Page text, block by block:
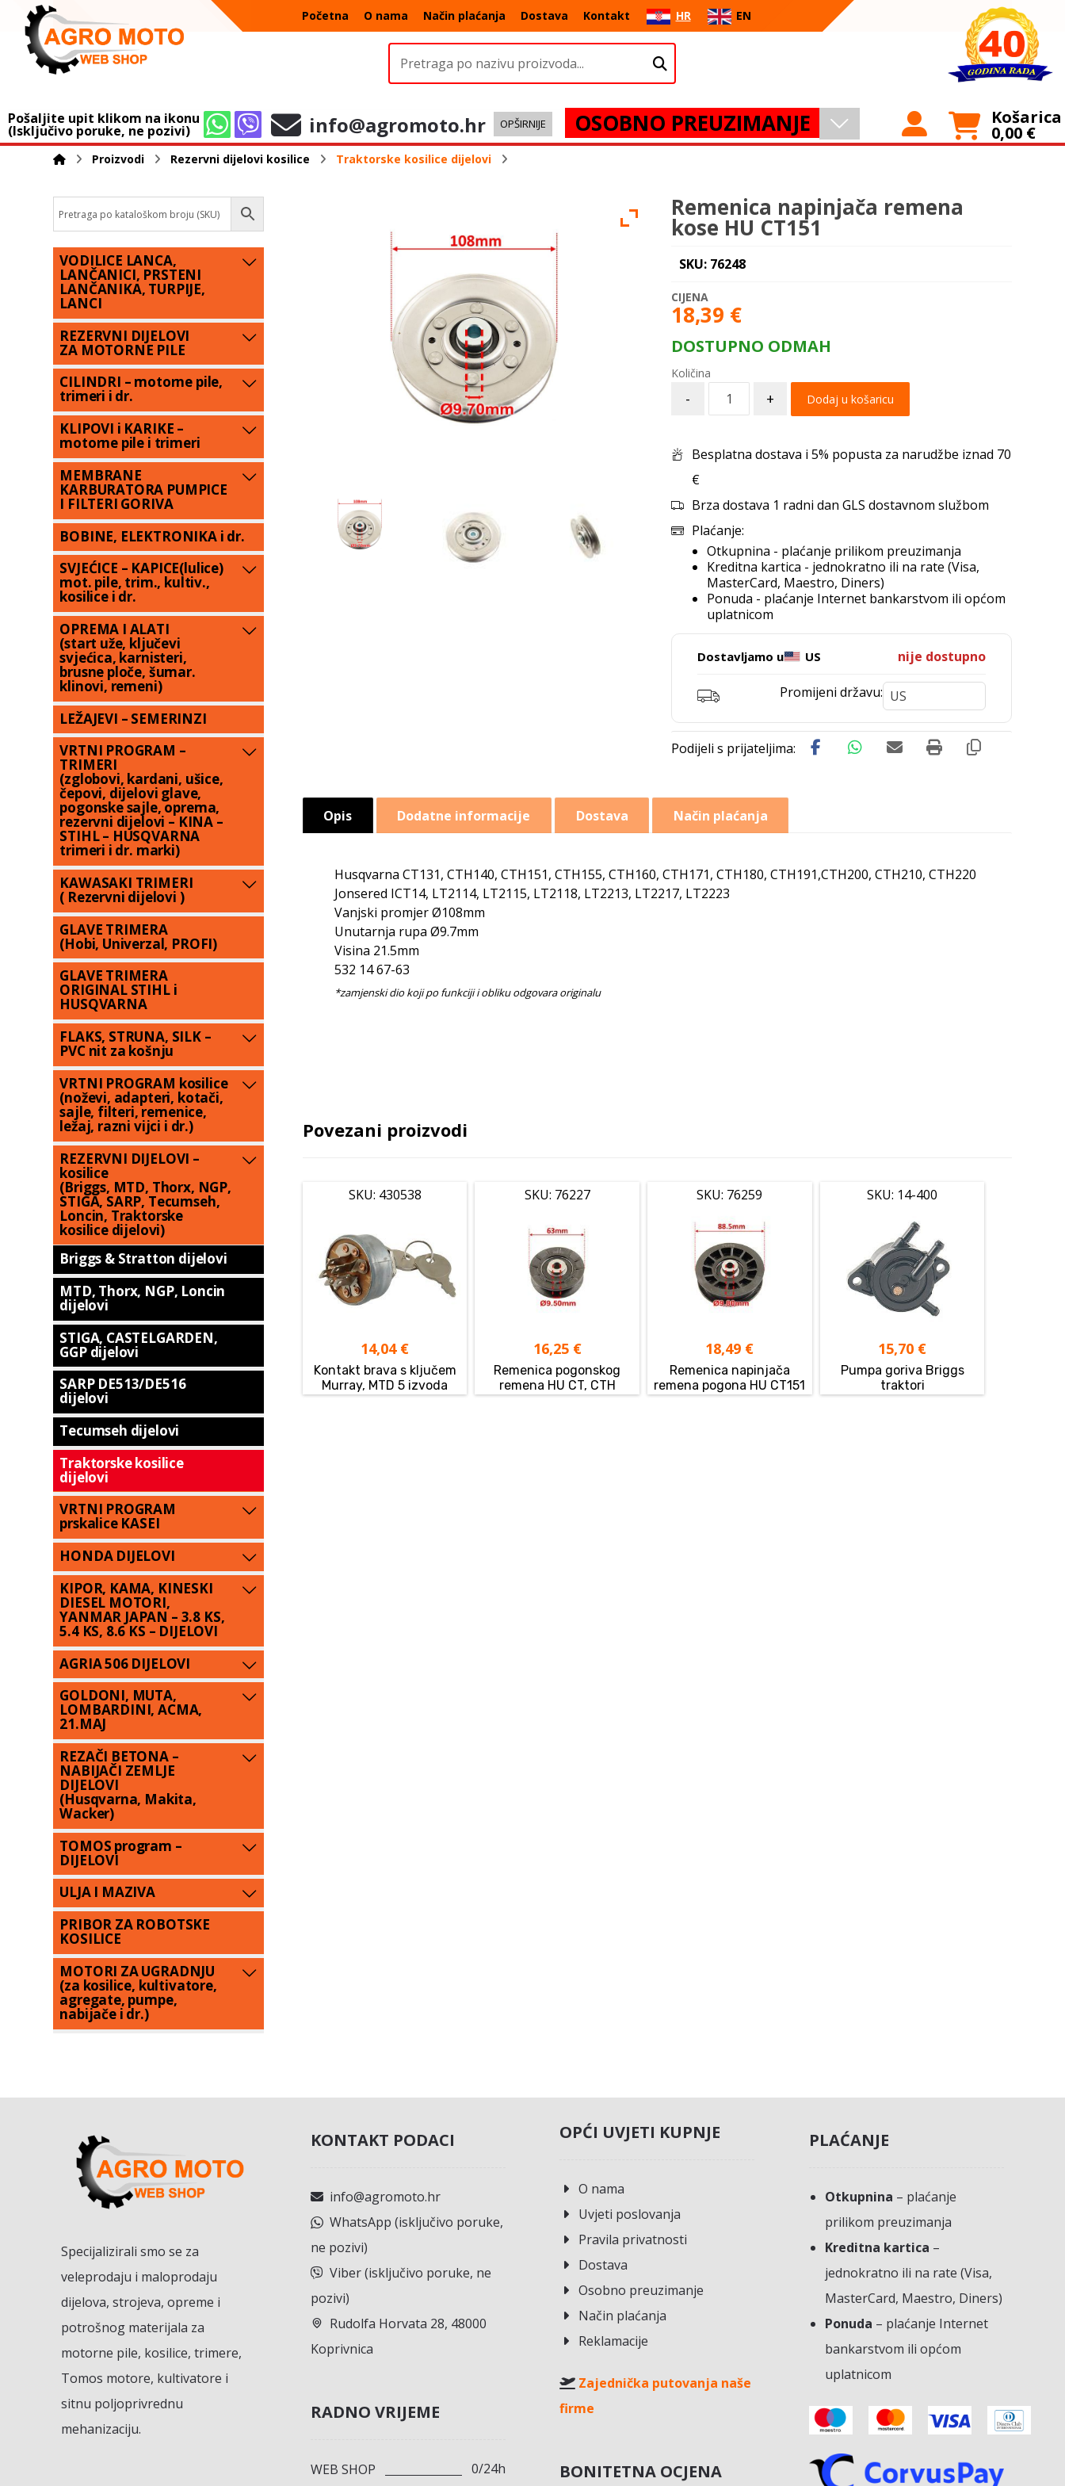
Početna O nama Način plaćanja Dostava Kontakt HR EN
Pošaljite upit klikom na ikonu
(Isključivo poruke, ne pozivi) info@agromoto.hr OPŠIRNIJE OSOBNO PREUZIMANJE Košarica
0,00 €
Proizvodi Rezervni dijelovi kosilice Traktorske kosilice dijelovi
Remenica napinjača remena
kose HU CT151
SKU: 76248
18,39 €
DOSTUPNO ODMAH
- + Dodaj u košaricu
Besplatna dostava i 5% popusta za narudžbe iznad 70
€
Brza dostava 1 radni dan GLS dostavnom službom
Plaćanje:
Otkupnina - plaćanje prilikom preuzimanja
Kreditna kartica - jednokratno ili na rate (Visa,
MasterCard, Maestro, Diners)
Ponuda - plaćanje Internet bankarstvom ili općom
uplatnicom
Dostavljamo u US nije dostupno
Promijeni državu:
Opis Dodatne informacije Dostava Način plaćanja
Husqvarna CT131, CTH140, CTH151, CTH155, CTH160, CTH171, CTH180, CTH191,CTH200, CTH210, CTH220
Jonsered ICT14, LT2114, LT2115, LT2118, LT2213, LT2217, LT2223
Vanjski promjer Ø108mm
Unutarnja rupa Ø9.7mm
Visina 21.5mm
532 14 67-63
Povezani proizvodi
SKU: 430538
14,04 €
Kontakt brava s ključem
Murray, MTD 5 izvoda
SKU: 76227
16,25 €
Remenica pogonskog
remena HU CT, CTH
SKU: 76259
18,49 €
Remenica napinjača
remena pogona HU CT151
SKU: 14-400
15,70 €
Pumpa goriva Briggs
traktori
VODILICE LANCA,
LANČANICI, PRSTENI
LANČANIKA, TURPIJE,
LANCI
REZERVNI DIJELOVI
ZA MOTORNE PILE
CILINDRI – motorne pile,
trimeri i dr.
KLIPOVI i KARIKE –
motorne pile i trimeri
MEMBRANE
KARBURATORA PUMPICE
I FILTERI GORIVA
BOBINE, ELEKTRONIKA i dr.
SVJEĆICE – KAPICE(lulice)
mot. pile, trim., kultiv.,
kosilice i dr.
OPREMA I ALATI
(start uže, ključevi
svjećica, karnisteri,
brusne ploče, šumar.
klinovi, remeni)
LEŽAJEVI – SEMERINZI
VRTNI PROGRAM –
TRIMERI
(zglobovi, kardani, ušice,
čepovi, dijelovi glave,
pogonske sajle, oprema,
rezervni dijelovi – KINA –
STIHL – HUSQVARNA
trimeri i dr. marki)
KAWASAKI TRIMERI
( Rezervni dijelovi )
GLAVE TRIMERA
(Hobi, Univerzal, PROFI)
GLAVE TRIMERA
ORIGINAL STIHL i
HUSQVARNA
FLAKS, STRUNA, SILK –
PVC nit za košnju
VRTNI PROGRAM kosilice
(noževi, adapteri, kotači,
sajle, filteri, remenice,
ležaj, razni vijci i dr.)
REZERVNI DIJELOVI –
kosilice
(Briggs, MTD, Thorx, NGP,
STIGA, SARP, Tecumseh,
Loncin, Traktorske
kosilice dijelovi)
Briggs & Stratton dijelovi
MTD, Thorx, NGP, Loncin
dijelovi
STIGA, CASTELGARDEN,
GGP dijelovi
SARP DE513/DE516
dijelovi
Tecumseh dijelovi
Traktorske kosilice
dijelovi
VRTNI PROGRAM
prskalice KASEI
HONDA DIJELOVI
KIPOR, KAMA, KINESKI
DIESEL MOTORI,
YANMAR JAPAN – 3.8 KS,
5.4 KS, 8.6 KS – DIJELOVI
AGRIA 506 DIJELOVI
GOLDONI, MUTA,
LOMBARDINI, ACMA,
21.MAJ
REZAČI BETONA –
NABIJAČI ZEMLJE
DIJELOVI
(Husqvarna, Makita,
Wacker)
TOMOS program –
DIJELOVI
ULJA I MAZIVA
PRIBOR ZA ROBOTSKE
KOSILICE
MOTORI ZA UGRADNJU
(za kosilice, kultivatore,
agregate, pumpe,
nabijače i dr.)
Specijalizirali smo se za
veleprodaju i maloprodaju
dijelova, strojeva, opreme i
potrošnog materijala za
motorne pile, kosilice, trimere,
Tomos motore, kultivatore i
sitnu poljoprivrednu
mehanizaciju.
KONTAKT PODACI
info@agromoto.hr
WhatsApp (isključivo poruke,
ne pozivi)
Viber (isključivo poruke, ne
pozivi)
Rudolfa Horvata 28, 48000
Koprivnica
RADNO VRIJEME
WEB SHOP 0/24h
OPĆI UVJETI KUPNJE
O nama
Uvjeti poslovanja
Pravila privatnosti
Dostava
Osobno preuzimanje
Način plaćanja
Reklamacije
Zajednička putovanja naše
firme
BONITETNA OCJENA
PLAĆANJE
Otkupnina – plaćanje
prilikom preuzimanja
Kreditna kartica –
jednokratno ili na rate (Visa,
MasterCard, Maestro, Diners)
Ponuda – plaćanje Internet
bankarstvom ili općom
uplatnicom